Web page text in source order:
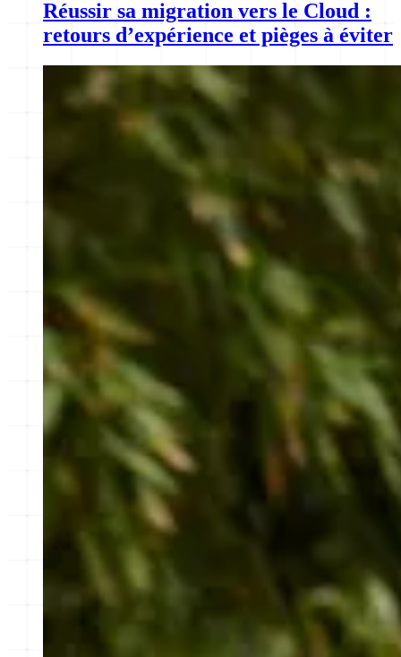
Réussir sa migration vers le Cloud :
retours d’expérience et pièges à éviter